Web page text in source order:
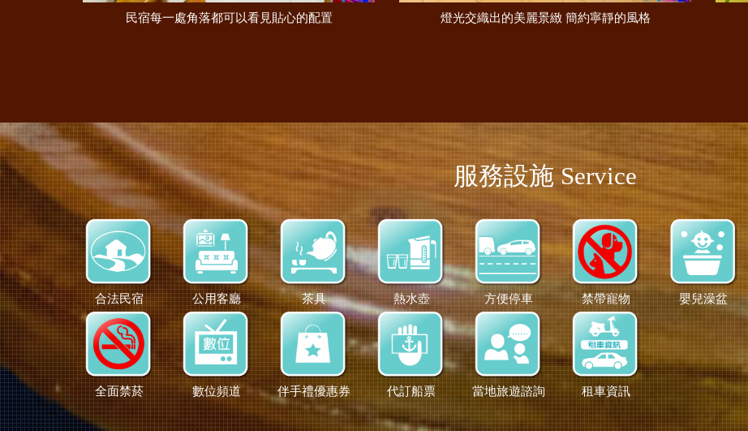
民宿每一處角落都可以看見貼心的配置 燈光交織出的美麗景緻 簡約寧靜的風格
服務設施 Service
合法民宿 公用客廳 茶具 熱水壺 方便停車 禁帶寵物 嬰兒澡盆
全面禁菸 數位頻道 伴手禮優惠券 代訂船票 當地旅遊諮詢 租車資訊